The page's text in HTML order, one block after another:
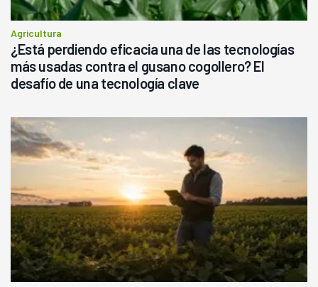
Agricultura
¿Está perdiendo eficacia una de las tecnologías
más usadas contra el gusano cogollero? El
desafío de una tecnología clave